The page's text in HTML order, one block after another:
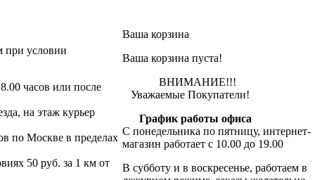
при условии
часов или после
на этаж курьер
по Москве в пределах
50 руб. за 1 км от
Ваша корзина
Ваша корзина пуста!
ВНИМАНИЕ!!!
Уважаемые Покупатели!
График работы офиса
С понедельника по пятницу, интернет-
магазин работает с 10.00 до 19.00
В субботу и в воскресенье, работаем в